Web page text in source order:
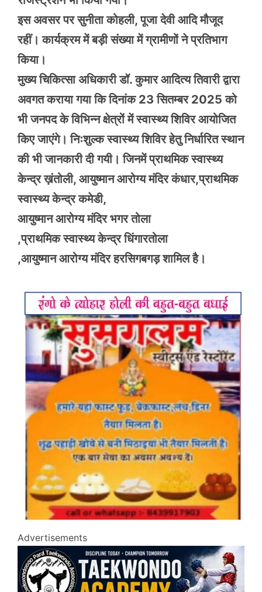
इस अवसर पर सुनीता कोहली, पूजा देवी आदि मौजूद
रहीं। कार्यक्रम में बड़ी संख्या में ग्रामीणों ने प्रतिभाग
किया।
मुख्य चिकित्सा अधिकारी डॉ. कुमार आदित्य तिवारी द्वारा
अवगत कराया गया कि दिनांक 23 सितम्बर 2025 को
भी जनपद के विभिन्न क्षेत्रों में स्वास्थ्य शिविर आयोजित
किए जाएंगे। निःशुल्क स्वास्थ्य शिविर हेतु निर्धारित स्थान
की भी जानकारी दी गयी। जिनमें प्राथमिक स्वास्थ्य
केन्द्र ख़ंतोली, आयुष्मान आरोग्य मंदिर कंधार,प्राथमिक
स्वास्थ्य केन्द्र कमेडी,
आयुष्मान आरोग्य मंदिर भगर तोला
,प्राथमिक स्वास्थ्य केन्द्र धिंगारतोला
,आयुष्मान आरोग्य मंदिर हरसिगबगड़ शामिल है।
Advertisements